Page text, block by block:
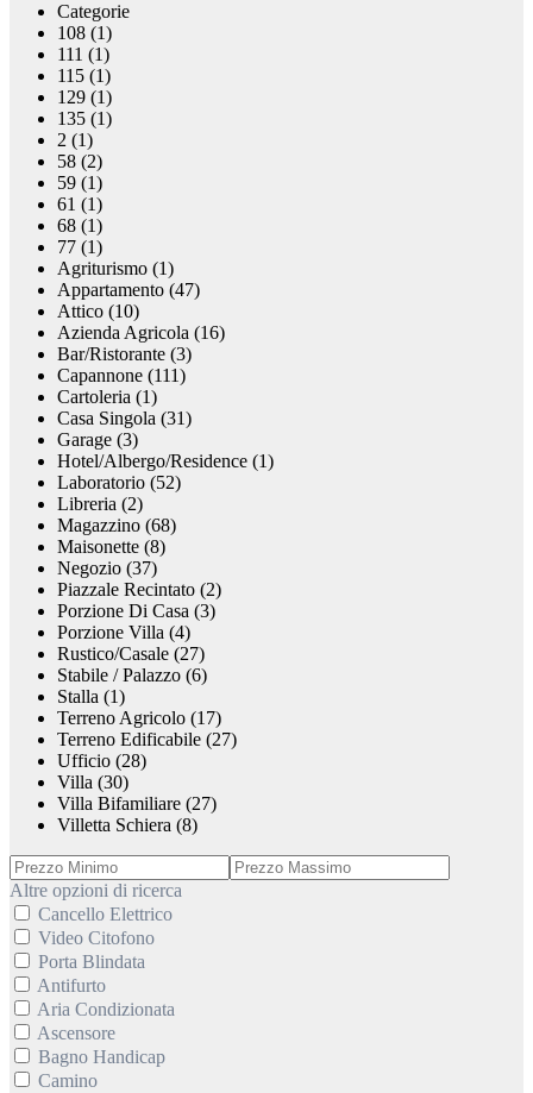
Categorie
108 (1)
111 (1)
115 (1)
129 (1)
135 (1)
2 (1)
58 (2)
59 (1)
61 (1)
68 (1)
77 (1)
Agriturismo (1)
Appartamento (47)
Attico (10)
Azienda Agricola (16)
Bar/Ristorante (3)
Capannone (111)
Cartoleria (1)
Casa Singola (31)
Garage (3)
Hotel/Albergo/Residence (1)
Laboratorio (52)
Libreria (2)
Magazzino (68)
Maisonette (8)
Negozio (37)
Piazzale Recintato (2)
Porzione Di Casa (3)
Porzione Villa (4)
Rustico/Casale (27)
Stabile / Palazzo (6)
Stalla (1)
Terreno Agricolo (17)
Terreno Edificabile (27)
Ufficio (28)
Villa (30)
Villa Bifamiliare (27)
Villetta Schiera (8)
Altre opzioni di ricerca
Cancello Elettrico
Video Citofono
Porta Blindata
Antifurto
Aria Condizionata
Ascensore
Bagno Handicap
Camino